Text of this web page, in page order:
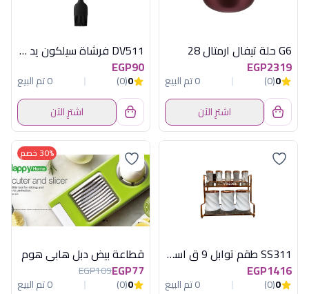
G6 حلة تيفال ارمتال 28
EGP2319
0
(0)
0 تم البيع
اشترِ الآن
DV511 فرشاة سيلكون يد خشب ديفا
EGP90
0
(0)
0 تم البيع
اشترِ الآن
SS311 طقم توابل 9 ق استانلس اكسفورد
EGP1416
0
(0)
0 تم البيع
30% خصم
قطاعة بيض دبل هابى هوم
EGP77
EGP109
0
(0)
0 تم البيع